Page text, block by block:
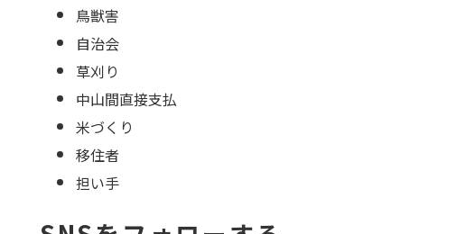
鳥獣害
自治会
草刈り
中山間直接支払
米づくり
移住者
担い手